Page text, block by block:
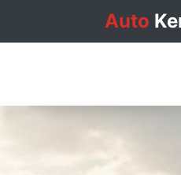
Auto